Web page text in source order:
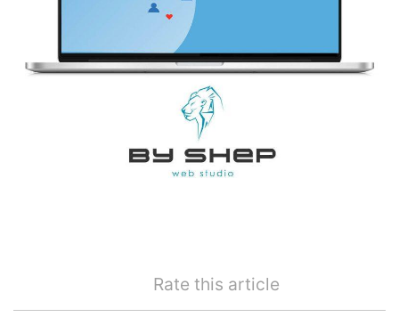
Rate this article